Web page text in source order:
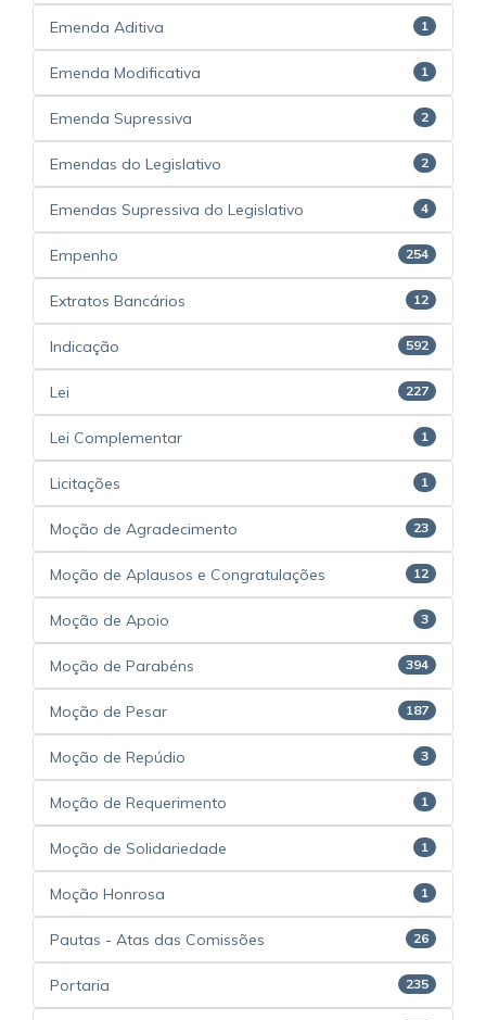
Emenda Aditiva 1
Emenda Modificativa 1
Emenda Supressiva 2
Emendas do Legislativo 2
Emendas Supressiva do Legislativo 4
Empenho 254
Extratos Bancários 12
Indicação 592
Lei 227
Lei Complementar 1
Licitações 1
Moção de Agradecimento 23
Moção de Aplausos e Congratulações 12
Moção de Apoio 3
Moção de Parabéns 394
Moção de Pesar 187
Moção de Repúdio 3
Moção de Requerimento 1
Moção de Solidariedade 1
Moção Honrosa 1
Pautas - Atas das Comissões 26
Portaria 235